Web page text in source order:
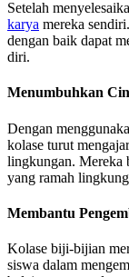
Setelah
karya mereka
dengan baik dapat
diri.
Menumbuhkan
Dengan
kolase turut
lingkungan. Mereka
yang ramah
Membantu
Kolase biji-bijian
siswa dalam